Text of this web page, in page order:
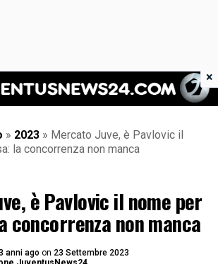
Juventus News 24
» 2023 » Mercato Juve, è Pavlovic il
la concorrenza non manca
è Pavlovic il nome per
concorrenza non manca
anni ago on 23 Settembre 2023
×